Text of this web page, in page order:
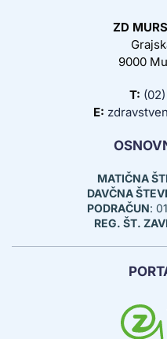
ZD
9000
T:
E:
MATIČNA
DAVČNA
PODRAČUN:
REG. ŠT.